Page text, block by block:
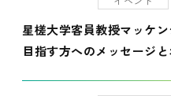
星槎大学客員教授マッケ
目指す方へのメッセージ